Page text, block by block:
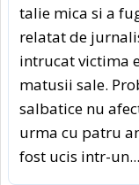
talie mica si a
relatat de
intrucat victima
matusii sale.
salbatice nu
urma cu patru
fost ucis intr-un...